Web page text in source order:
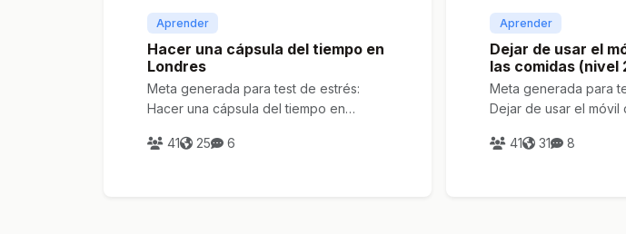
Aprender
Hacer una cápsula del tiempo en
Londres
Meta generada para test de estrés:
Hacer una cápsula del tiempo en
41
25 6
Aprender
Dejar de usar el
las comidas (nivel
Meta generada para
Dejar de usar el móvil
41
31 8